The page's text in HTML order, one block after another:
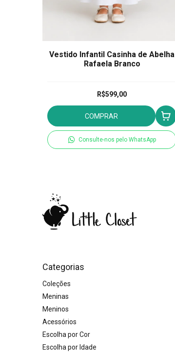
Vestido Infantil Casinha de Abelha
Rafaela Branco
R$599,00
COMPRAR
Consulte-nos pelo WhatsApp
Categorias
Coleções
Meninas
Meninos
Acessórios
Escolha por Cor
Escolha por Idade